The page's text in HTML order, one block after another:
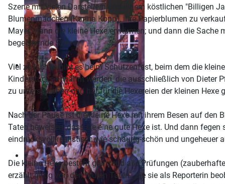
Szene mit vielen Darstellern und einem köstlichen "Billigen
Blumenmädchen (Karina Kopp), ihre Papierblumen zu
Mayer) kann die kleine Hexe erwärmen; und dann die
begeisternde Szene.
Viel zu lachen gibt es beim Schützenfest, beim dem die
Kinderstücks erwähnt werden, die ausschließlich von Dieter
zu unterstreichen und hat für die Hexereien der kleinen Hexe
Nach der Pause ist die kleine Hexe mit ihrem Besen auf
Taten beweisen, dass sie eine gute Hexe ist. Und dann fegen
eindrucksvoll-realistisch wie schaurig-schön und ungeheuer
Die kleine Hexe besteht glänzend alle Prüfungen
erzählt giftig von den "guten Taten", die sie als Reporterin